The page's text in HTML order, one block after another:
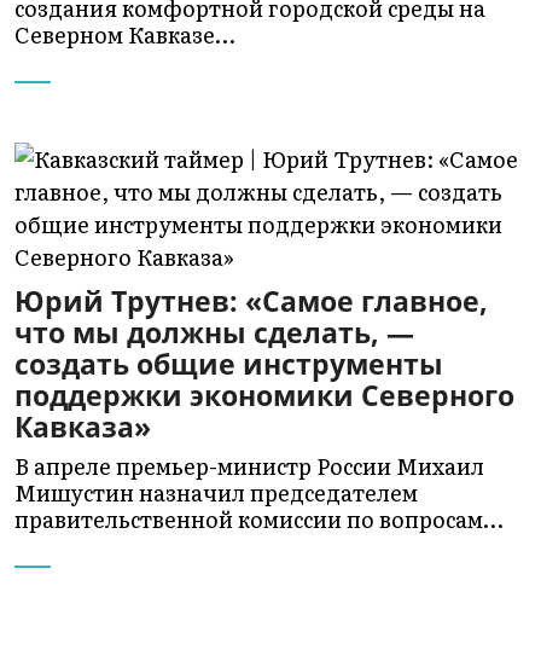
создания комфортной городской среды на
Северном Кавказе…
Юрий Трутнев: «Самое главное,
что мы должны сделать, —
создать общие инструменты
поддержки экономики Северного
Кавказа»
В апреле премьер-министр России Михаил
Мишустин назначил председателем
правительственной комиссии по вопросам…